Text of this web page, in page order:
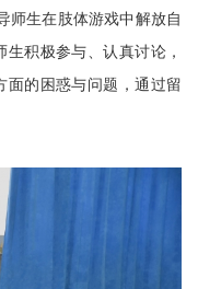
师生在肢体游戏中解放自
积极参与、认真讨论，
面的困惑与问题，通过留